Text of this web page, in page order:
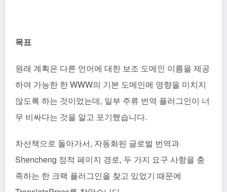
목표
원래 계획은 다른 언어에 대한 보조 도메인 이름을 제공
하여 가능한 한 WWW의 기본 도메인에 영향을 미치지
않도록 하는 것이었는데, 일부 주류 번역 플러그인이 너
무 비싸다는 것을 알고 포기했습니다.
차선책으로 돌아가서, 자동화된 글로벌 번역과
Shencheng 정적 페이지 경로, 두 가지 요구 사항을 충
족하는 한 크랙 플러그인을 찾고 있었기 때문에